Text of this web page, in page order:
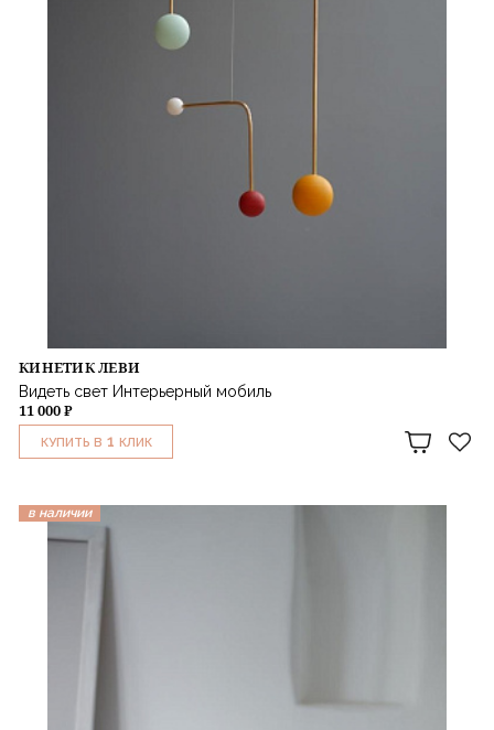
КИНЕТИК ЛЕВИ
Видеть свет Интерьерный мобиль
11 000 ₽
КУПИТЬ В 1 КЛИК
в наличии